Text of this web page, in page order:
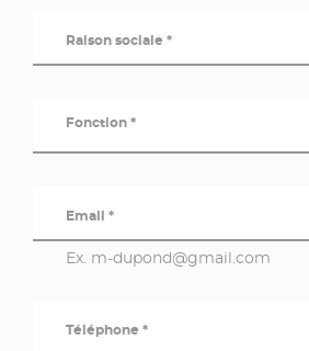
Raison sociale *
Fonction *
Email *
Ex. m-dupond@gmail.com
Téléphone *